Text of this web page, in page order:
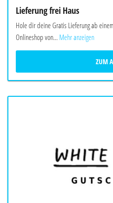
Lieferung frei Haus
Hole dir deine Gratis Lieferung ab
Onlineshop von... Mehr anzeigen
ZUM